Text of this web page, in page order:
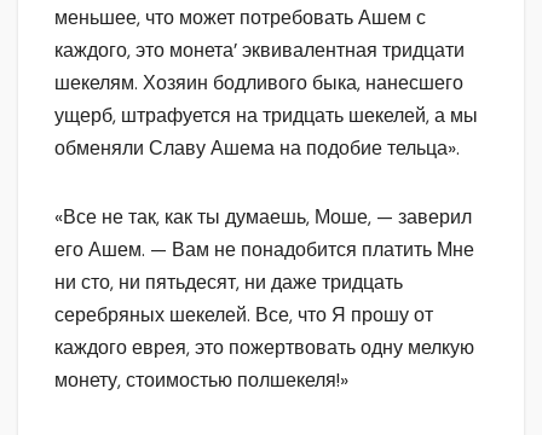
меньшее, что может потребовать Ашем с
каждого, это монета’ эквивалентная тридцати
шекелям. Хозяин бодливого быка, нанесшего
ущерб, штрафуется на тридцать шекелей, а мы
обменяли Славу Ашема на подобие тельца».
«Все не так, как ты думаешь, Моше, — заверил
его Ашем. — Вам не понадобится платить Мне
ни сто, ни пятьдесят, ни даже тридцать
серебряных шекелей. Все, что Я прошу от
каждого еврея, это пожертвовать одну мелкую
монету, стоимостью полшекеля!»